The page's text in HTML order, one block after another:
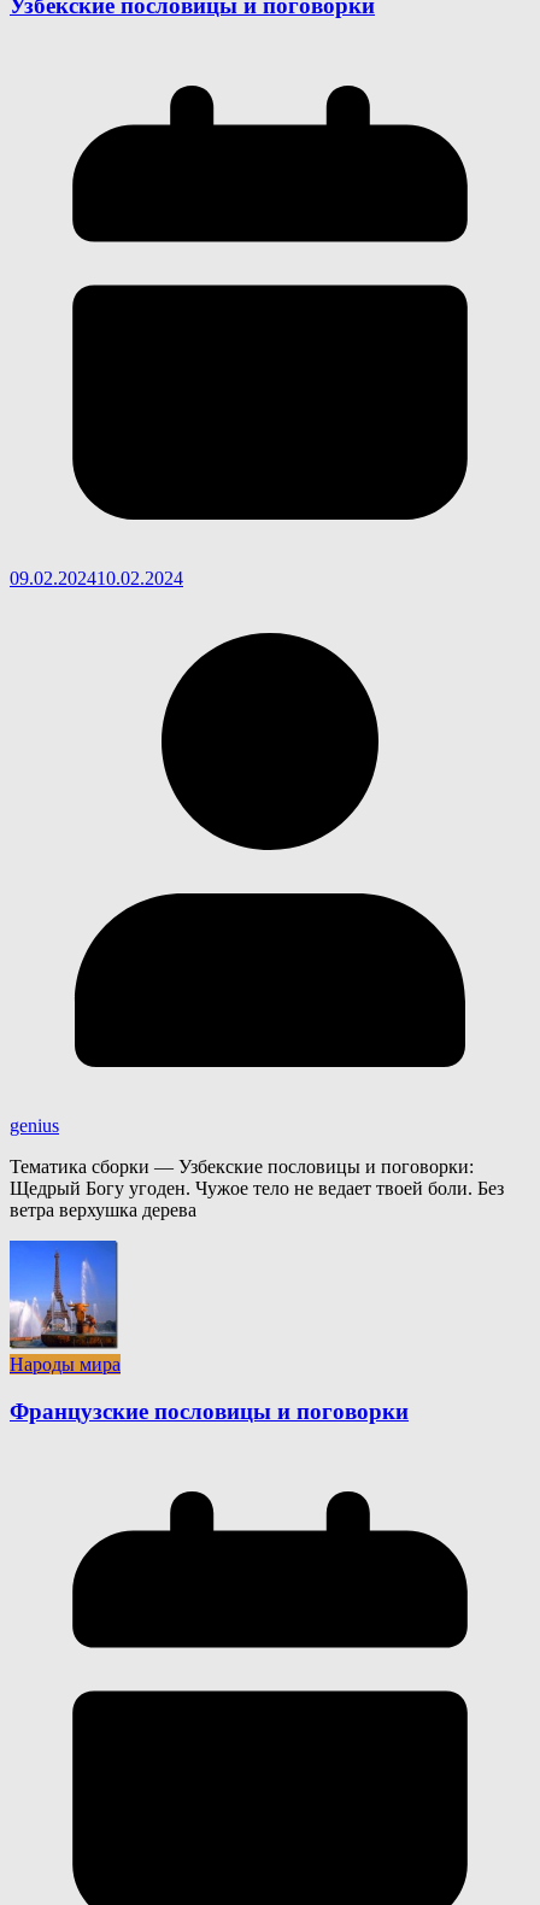
Узбекские пословицы и поговорки
09.02.202410.02.2024
genius
Тематика сборки — Узбекские пословицы и поговорки:
Щедрый Богу угоден. Чужое тело не ведает твоей боли. Без
ветра верхушка дерева
Народы мира
Французские пословицы и поговорки